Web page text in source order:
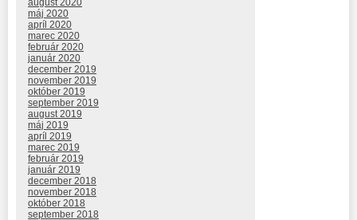
august 2020
máj 2020
apríl 2020
marec 2020
február 2020
január 2020
december 2019
november 2019
október 2019
september 2019
august 2019
máj 2019
apríl 2019
marec 2019
február 2019
január 2019
december 2018
november 2018
október 2018
september 2018